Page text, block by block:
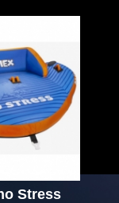
Stress